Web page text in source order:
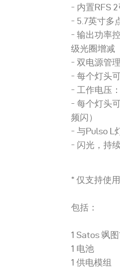
内置RFS
5.7英寸多
输出功率
级光圈增减
双电源管
每个灯头
工作电压
每个灯头
频闪）
与Pulso L
闪光，持
* 仅支持使
包括：
1 Satos 飒图
1 电池
1 供电模组